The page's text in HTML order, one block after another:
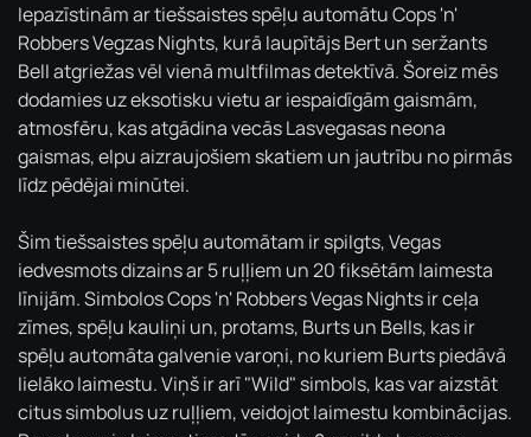
Iepazīstinām ar tiešsaistes spēļu automātu Cops 'n'
Robbers Vegzas Nights, kurā laupītājs Bert un seržants
Bell atgriežas vēl vienā multfilmas detektīvā. Šoreiz mēs
dodamies uz eksotisku vietu ar iespaidīgām gaismām,
atmosfēru, kas atgādina vecās Lasvegasas neona
gaismas, elpu aizraujošiem skatiem un jautrību no pirmās
līdz pēdējai minūtei.
Šim tiešsaistes spēļu automātam ir spilgts, Vegas
iedvesmots dizains ar 5 ruļļiem un 20 fiksētām laimesta
līnijām. Simbolos Cops 'n' Robbers Vegas Nights ir ceļa
zīmes, spēļu kauliņi un, protams, Burts un Bells, kas ir
spēļu automāta galvenie varoņi, no kuriem Burts piedāvā
lielāko laimestu. Viņš ir arī "Wild" simbols, kas var aizstāt
citus simbolus uz ruļļiem, veidojot laimestu kombinācijas.